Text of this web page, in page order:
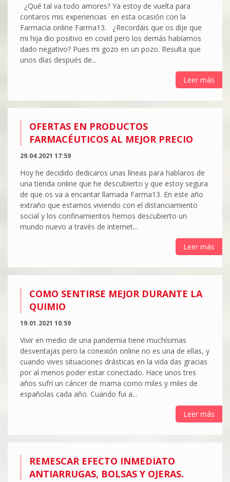
¿Qué tal va todo amores? Ya estoy de vuelta para
contaros mis experiencias en esta ocasión con la
Farmacia online Farma13. ¿Recordáis que os dije que
mi hija dio positivo en covid pero los demás habíamos
dado negativo? Pues mi gozo en un pozo. Resulta que
unos días después de...
Leer más
OFERTAS EN PRODUCTOS
FARMACÉUTICOS AL MEJOR PRECIO
29.04.2021 17:59
Hoy he decidido dedicaros unas líneas para hablaros de
una tienda online que he descubierto y que estoy segura
de que os va a encantar llamada Farma13. En este año
extraño que estamos viviendo con el distanciamiento
social y los confinamientos hemos descubierto un
mundo nuevo a través de internet...
Leer más
COMO SENTIRSE MEJOR DURANTE LA
QUIMIO
19.01.2021 10:59
Vivir en medio de una pandemia tiene muchísimas
desventajas pero la conexión online no es una de ellas, y
cuando vives situaciones drásticas en la vida das gracias
por al menos poder estar conectado. Hace unos tres
años sufrí un cáncer de mama como miles y miles de
españolas cada año. Cuando fui a...
Leer más
REMESCAR EFECTO INMEDIATO
ANTIARRUGAS, BOLSAS Y OJERAS.